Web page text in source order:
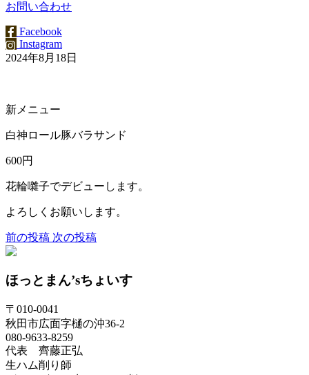
お問い合わせ
Facebook
Instagram
2024年8月18日
新メニュー
白神ロール豚バラサンド
600円
花輪囃子でデビューします。
よろしくお願いします。
前の投稿 次の投稿
ほっとまん’sちょいす
〒010-0041
秋田市広面字樋の沖36-2
080-9633-8259
代表 齊藤正弘
生ハム削り師